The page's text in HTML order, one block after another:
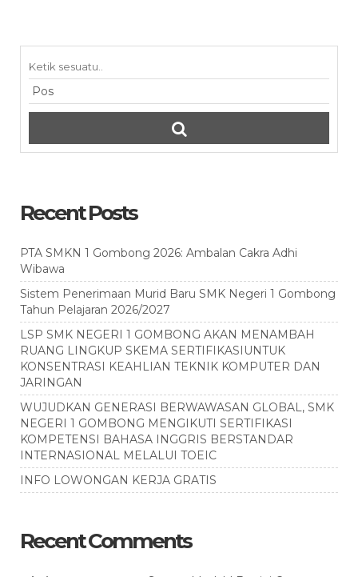
Recent Posts
PTA SMKN 1 Gombong 2026: Ambalan Cakra Adhi
Wibawa
Sistem Penerimaan Murid Baru SMK Negeri 1 Gombong
Tahun Pelajaran 2026/2027
LSP SMK NEGERI 1 GOMBONG AKAN MENAMBAH
RUANG LINGKUP SKEMA SERTIFIKASIUNTUK
KONSENTRASI KEAHLIAN TEKNIK KOMPUTER DAN
JARINGAN
WUJUDKAN GENERASI BERWAWASAN GLOBAL, SMK
NEGERI 1 GOMBONG MENGIKUTI SERTIFIKASI
KOMPETENSI BAHASA INGGRIS BERSTANDAR
INTERNASIONAL MELALUI TOEIC
INFO LOWONGAN KERJA GRATIS
Recent Comments